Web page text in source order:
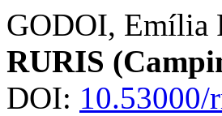
GODOI, Emília
RURIS
DOI: 10.53000/